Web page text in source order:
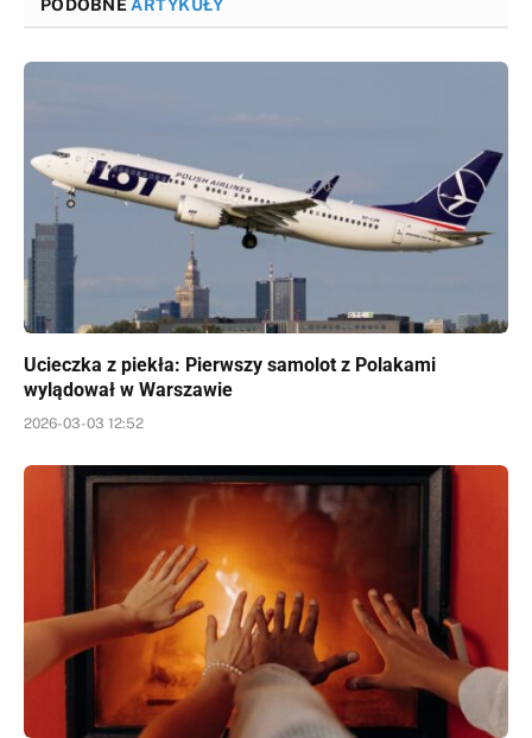
PODOBNE ARTYKUŁY
Ucieczka z piekła: Pierwszy samolot z Polakami
wylądował w Warszawie
2026-03-03 12:52